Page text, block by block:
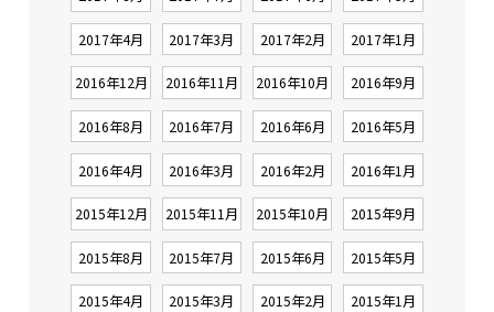
2017年4月 2017年3月 2017年2月 2017年1月
2016年12月 2016年11月 2016年10月 2016年9月
2016年8月 2016年7月 2016年6月 2016年5月
2016年4月 2016年3月 2016年2月 2016年1月
2015年12月 2015年11月 2015年10月 2015年9月
2015年8月 2015年7月 2015年6月 2015年5月
2015年4月 2015年3月 2015年2月 2015年1月